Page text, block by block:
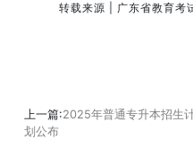
转载来源 | 广东省教育考
上一篇:2025年普通专升本招生
划公布